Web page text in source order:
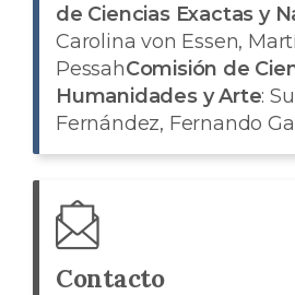
de Ciencias Exactas y
Carolina von Essen,
PessahComisión de
Humanidades y Arte:
Fernández, Fernando
Contacto